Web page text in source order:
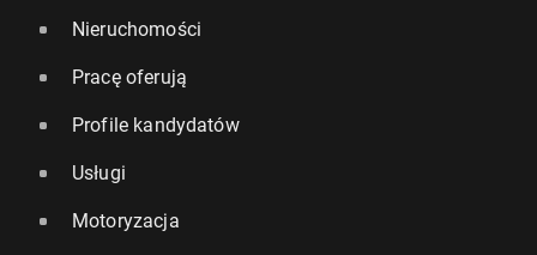
How Poles and Britons Spend on Fun
8 lipca • Artykuł sponsorowany
Nieruchomości
Pracę oferują
Profile kandydatów
Usługi
Motoryzacja